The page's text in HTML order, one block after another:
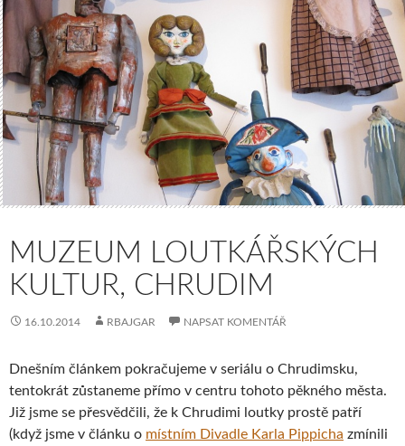
MUZEUM LOUTKÁŘSKÝCH
KULTUR, CHRUDIM
16.10.2014 RBAJGAR NAPSAT KOMENTÁŘ
Dnešním článkem pokračujeme v seriálu o Chrudimsku,
tentokrát zůstaneme přímo v centru tohoto pěkného města.
Již jsme se přesvědčili, že k Chrudimi loutky prostě patří
(když jsme v článku o místním Divadle Karla Pippicha zmínili